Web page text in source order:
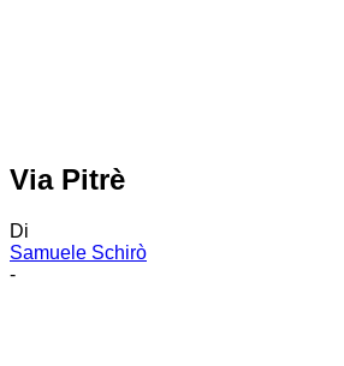
Via Pitrè
Di
Samuele Schirò
-